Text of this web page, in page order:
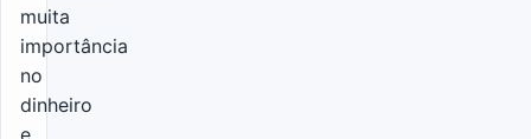
muita
importância
no
dinheiro
e